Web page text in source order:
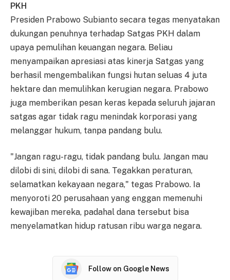
PKH
Presiden Prabowo Subianto secara tegas menyatakan
dukungan penuhnya terhadap Satgas PKH dalam
upaya pemulihan keuangan negara. Beliau
menyampaikan apresiasi atas kinerja Satgas yang
berhasil mengembalikan fungsi hutan seluas 4 juta
hektare dan memulihkan kerugian negara. Prabowo
juga memberikan pesan keras kepada seluruh jajaran
satgas agar tidak ragu menindak korporasi yang
melanggar hukum, tanpa pandang bulu.
"Jangan ragu-ragu, tidak pandang bulu. Jangan mau
dilobi di sini, dilobi di sana. Tegakkan peraturan,
selamatkan kekayaan negara," tegas Prabowo. Ia
menyoroti 20 perusahaan yang enggan memenuhi
kewajiban mereka, padahal dana tersebut bisa
menyelamatkan hidup ratusan ribu warga negara.
Follow on Google News